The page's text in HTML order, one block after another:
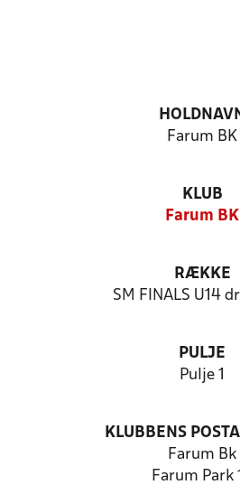
Farum BK
KLUB
Farum BK
RÆKKE
SM FINALS U14
PULJE
Pulje 1
KLUBBENS
Farum Bk
Farum Park